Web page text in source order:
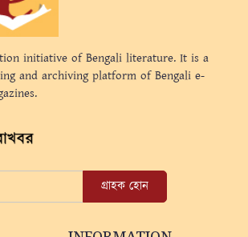
initiative of Bengali literature. It is a
and archiving platform of Bengali e-
গ্রাহক হোন